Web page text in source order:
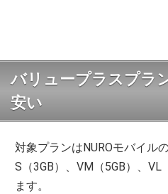
バリュープラスプラ
安い
対象プランはNUROモバイル
S（3GB）、VM（5GB）、
ます。